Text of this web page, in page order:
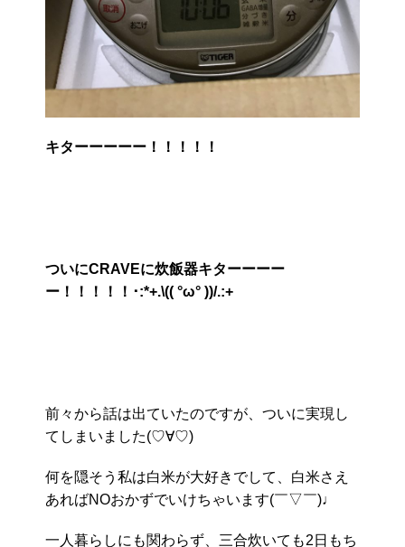
キターーーーー！！！！！
ついにCRAVEに炊飯器キターーーー
ー！！！！！･:*+.\(( °ω° ))/.:+
前々から話は出ていたのですが、ついに実現し
てしまいました(♡∀♡)
何を隠そう私は白米が大好きでして、白米さえ
あればNOおかずでいけちゃいます(￣▽￣)♩
一人暮らしにも関わらず、三合炊いても2日もち